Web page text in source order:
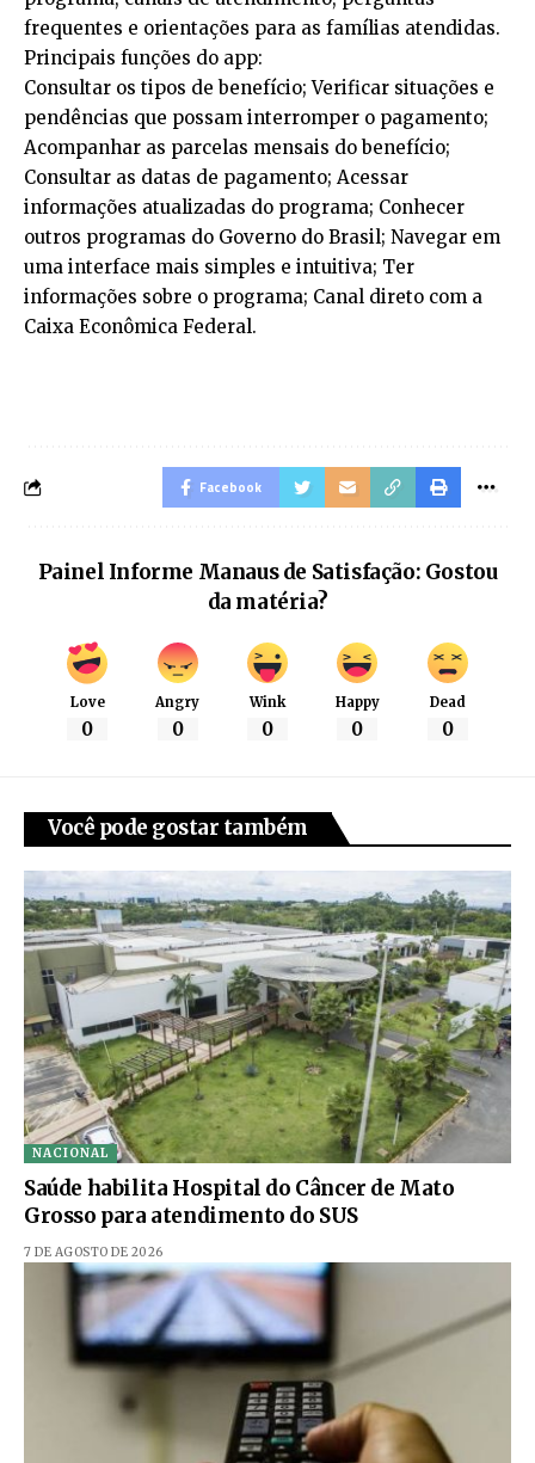
frequentes e orientações para as famílias atendidas.
Principais funções do app:
Consultar os tipos de benefício; Verificar situações e
pendências que possam interromper o pagamento;
Acompanhar as parcelas mensais do benefício;
Consultar as datas de pagamento; Acessar
informações atualizadas do programa; Conhecer
outros programas do Governo do Brasil; Navegar em
uma interface mais simples e intuitiva; Ter
informações sobre o programa; Canal direto com a
Caixa Econômica Federal.
Facebook
Painel Informe Manaus de Satisfação: Gostou
da matéria?
Love
0
Angry
0
Wink
0
Happy
0
Dead
0
Você pode gostar também
NACIONAL
Saúde habilita Hospital do Câncer de Mato
Grosso para atendimento do SUS
7 DE AGOSTO DE 2026